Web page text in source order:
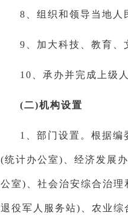
8、组织和领导当地人
9、加大科技、教育、
10、承办并完成上级
(二)机构设置
1、部门设置。根据
(统计办公室)、经济发展
公室)、社会治安综合治理
退役军人服务站)、农业